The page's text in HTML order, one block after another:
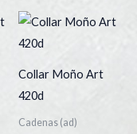
Collar Moño Art
420d
Cadenas (ad)